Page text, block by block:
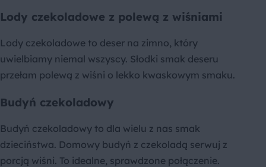
Lody czekoladowe z polewą z wiśniami
Lody czekoladowe to deser na zimno, który
uwielbiamy niemal wszyscy. Słodki smak deseru
przełam polewą z wiśni o lekko kwaskowym smaku.
Budyń czekoladowy
Budyń czekoladowy to dla wielu z nas smak
dzieciństwa. Domowy budyń z czekoladą serwuj z
porcją wiśni. To idealne, sprawdzone połączenie.